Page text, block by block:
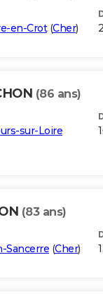
en-Crot(Cher)
(86 ans)
sur-Loire
(83 ans)
Sancerre (Cher)